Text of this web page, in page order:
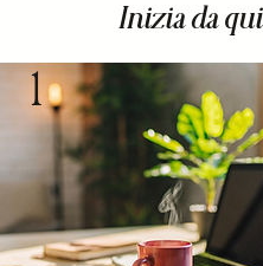
Inizia da qui
1